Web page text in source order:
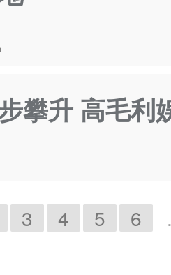
攀升 高毛利
3 4 5 6